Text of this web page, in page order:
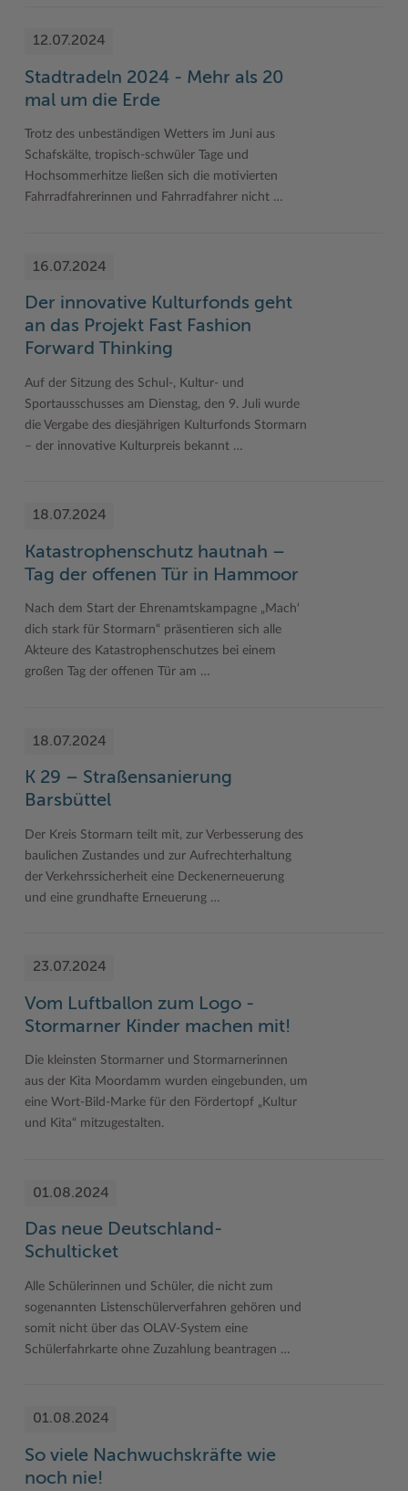
12.07.2024
Stadtradeln 2024 - Mehr als 20
mal um die Erde
Trotz des unbeständigen Wetters im Juni aus
Schafskälte, tropisch-schwüler Tage und
Hochsommerhitze ließen sich die motivierten
Fahrradfahrerinnen und Fahrradfahrer nicht …
16.07.2024
Der innovative Kulturfonds geht
an das Projekt Fast Fashion
Forward Thinking
Auf der Sitzung des Schul-, Kultur- und
Sportausschusses am Dienstag, den 9. Juli wurde
die Vergabe des diesjährigen Kulturfonds Stormarn
– der innovative Kulturpreis bekannt …
18.07.2024
Katastrophenschutz hautnah –
Tag der offenen Tür in Hammoor
Nach dem Start der Ehrenamtskampagne „Mach‘
dich stark für Stormarn“ präsentieren sich alle
Akteure des Katastrophenschutzes bei einem
großen Tag der offenen Tür am …
18.07.2024
K 29 – Straßensanierung
Barsbüttel
Der Kreis Stormarn teilt mit, zur Verbesserung des
baulichen Zustandes und zur Aufrechterhaltung
der Verkehrssicherheit eine Deckenerneuerung
und eine grundhafte Erneuerung …
23.07.2024
Vom Luftballon zum Logo -
Stormarner Kinder machen mit!
Die kleinsten Stormarner und Stormarnerinnen
aus der Kita Moordamm wurden eingebunden, um
eine Wort-Bild-Marke für den Fördertopf „Kultur
und Kita“ mitzugestalten.
01.08.2024
Das neue Deutschland-
Schulticket
Alle Schülerinnen und Schüler, die nicht zum
sogenannten Listenschülerverfahren gehören und
somit nicht über das OLAV-System eine
Schülerfahrkarte ohne Zuzahlung beantragen …
01.08.2024
So viele Nachwuchskräfte wie
noch nie!